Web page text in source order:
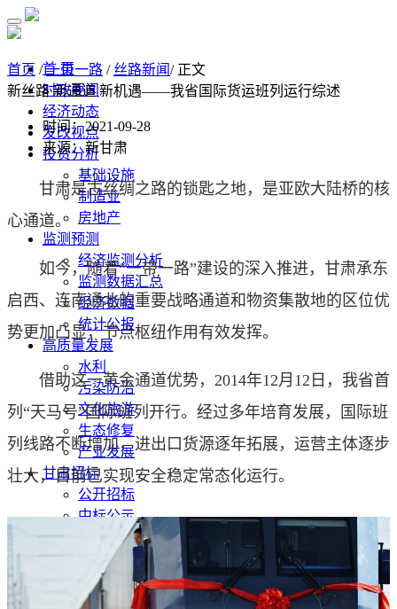
首 页
时政要闻
经济动态
发改视点
投资分析
基础设施
制造业
房地产
监测预测
经济监测分析
监测数据汇总
经济数据
统计公报
高质量发展
水利
污染防治
文化旅游
生态修复
产业发展
甘肃招标
公开招标
中标公示
竞争性磋商/谈判
废标终止
更正公告
其他公告
首页 /一带一路 / 丝路新闻/ 正文
新丝路 新通道 新机遇——我省国际货运班列运行综述
时间：2021-09-28
来源：新甘肃
甘肃是古丝绸之路的锁匙之地，是亚欧大陆桥的核
心通道。
如今，随着“一带一路”建设的深入推进，甘肃承东
启西、连南通北的重要战略通道和物资集散地的区位优
势更加凸显，节点枢纽作用有效发挥。
借助这一黄金通道优势，2014年12月12日，我省首
列“天马号”国际班列开行。经过多年培育发展，国际班
列线路不断增加，进出口货源逐年拓展，运营主体逐步
壮大，目前已实现安全稳定常态化运行。